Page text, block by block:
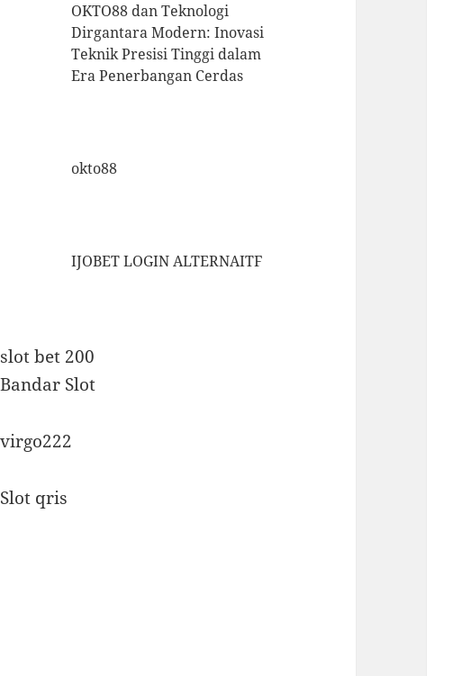
OKTO88 dan Teknologi
Dirgantara Modern: Inovasi
Teknik Presisi Tinggi dalam
Era Penerbangan Cerdas
okto88
IJOBET LOGIN ALTERNAITF
slot bet 200
Bandar Slot
virgo222
Slot qris